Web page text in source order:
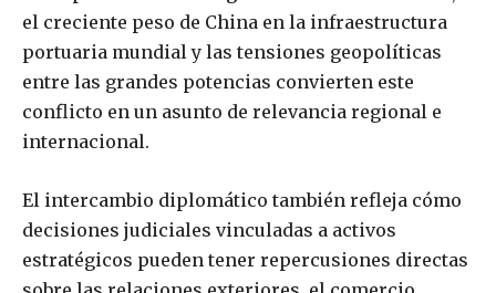
el creciente peso de China en la infraestructura
portuaria mundial y las tensiones geopolíticas
entre las grandes potencias convierten este
conflicto en un asunto de relevancia regional e
internacional.
El intercambio diplomático también refleja cómo
decisiones judiciales vinculadas a activos
estratégicos pueden tener repercusiones directas